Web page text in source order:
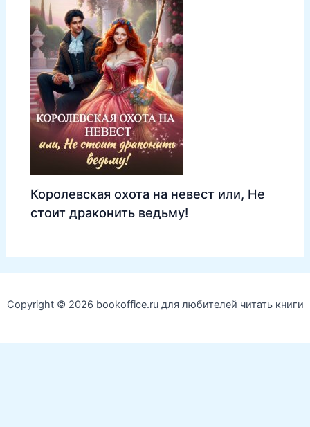
Королевская охота на невест или, Не
стоит драконить ведьму!
Copyright © 2026 bookoffice.ru для любителей читать книги